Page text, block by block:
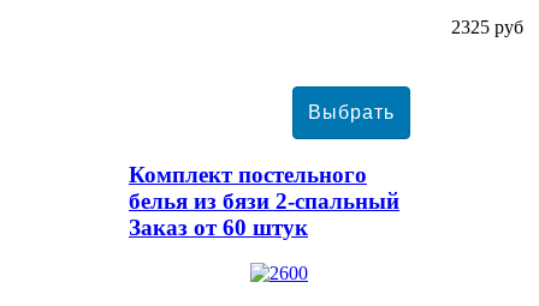
2325 руб
Комплект постельного
белья из бязи 2-спальный
Заказ от 60 штук